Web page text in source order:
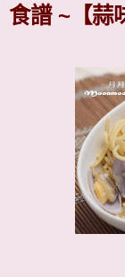
食譜 ~【蒜